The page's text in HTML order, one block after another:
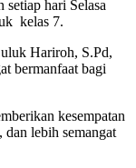
setiap hari Selasa
kelas 7.
Hariroh, S.Pd,
bermanfaat bagi
kesempatan
lebih semangat